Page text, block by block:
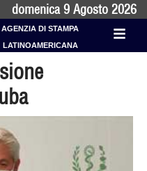
domenica 9 Agosto 2026
AGENZIA DI STAMPA
LATINOAMERICANA